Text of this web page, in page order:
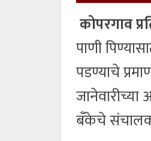
कोपरगाव
पाणी
पडण्याचे
जानेवारीच्या
बँकेचे संचालक